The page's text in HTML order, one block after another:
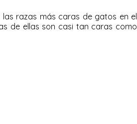
razas más caras de gatos en el
de ellas son casi tan caras como